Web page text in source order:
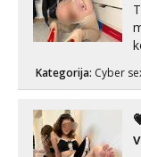
Kategorija: Cyber